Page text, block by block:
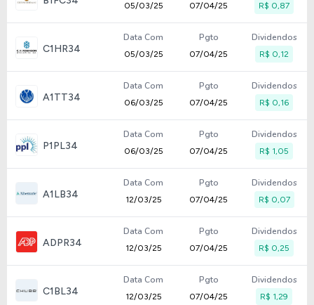
05/03/25 07/04/25 R$ 0,87
C1HR34
Data Com
05/03/25
Pgto
07/04/25
Dividendos
R$ 0,12
A1TT34
Data Com
06/03/25
Pgto
07/04/25
Dividendos
R$ 0,16
P1PL34
Data Com
06/03/25
Pgto
07/04/25
Dividendos
R$ 1,05
A1LB34
Data Com
12/03/25
Pgto
07/04/25
Dividendos
R$ 0,07
ADPR34
Data Com
12/03/25
Pgto
07/04/25
Dividendos
R$ 0,25
C1BL34
Data Com
12/03/25
Pgto
07/04/25
Dividendos
R$ 1,29